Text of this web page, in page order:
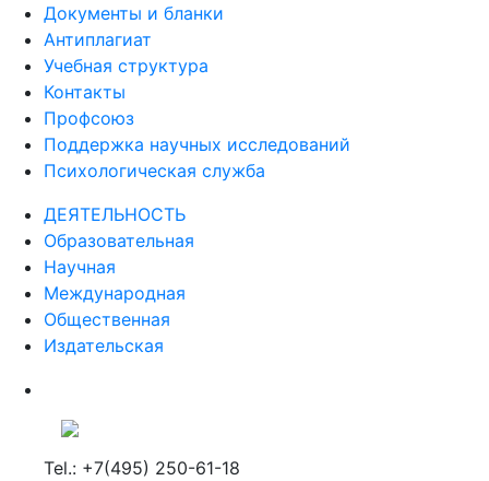
Документы и бланки
Антиплагиат
Учебная структура
Контакты
Профсоюз
Поддержка научных исследований
Психологическая служба
ДЕЯТЕЛЬНОСТЬ
Образовательная
Научная
Международная
Общественная
Издательская
Tel.: +7(495) 250-61-18